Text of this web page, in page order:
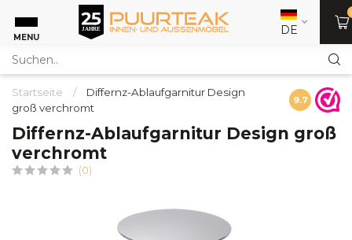
MENU DE
Startseite /
Differnz-Ablaufgarnitur Design
groß verchromt
9.7
Differnz-Ablaufgarnitur Design groß
verchromt
(0)